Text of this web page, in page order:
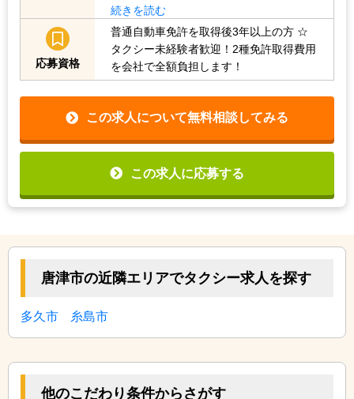
続きを読む
応募資格
普通自動車免許を取得後3年以上の方 ☆
タクシー未経験者歓迎！2種免許取得費用
を会社で全額負担します！
この求人について無料相談してみる
この求人に応募する
唐津市の近隣エリアでタクシー求人を探す
多久市 糸島市
他のこだわり条件からさがす